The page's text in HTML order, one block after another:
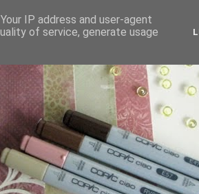
IP address and user-agent
of service, generate usage